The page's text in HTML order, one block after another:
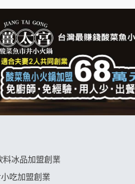
說明會
說明會
料冰品加盟創業
吃加盟創業